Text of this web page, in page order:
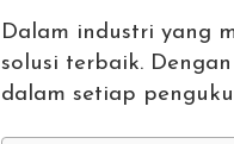
Dalam industri yang
solusi terbaik.
dalam setiap